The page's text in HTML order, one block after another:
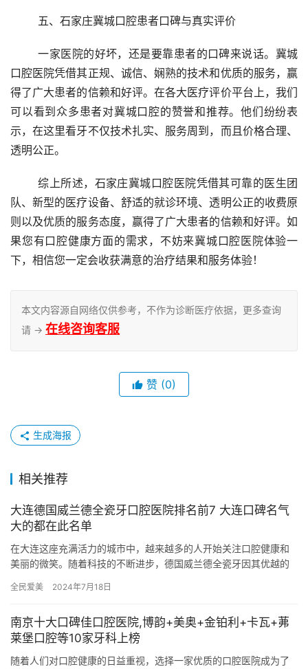
	五、石家庄冀城口腔患者口碑与真实评价
	一家医院的好坏，还是要靠患者的口碑来说话。冀城
口腔医院凭借其正规、诚信、娴熟的技术和优质的服务，赢
得了广大患者的信赖和好评。在各大医疗评价平台上，我们
可以看到众多患者对冀城口腔的赞誉和推荐。他们纷纷表
示，在这里看牙不仅技术扎实、服务周到，而且价格合理、
透明公正。
	综上所述，石家庄冀城口腔医院凭借其可靠的医生团
队、新型的医疗设备、舒适的就诊环境、透明公正的收费原
则以及优质的服务态度，赢得了广大患者的信赖和好评。如
果您有口腔健康方面的需求，不妨来冀城口腔医院体验一
下，相信您一定会收获满意的治疗结果和服务体验！
本文内容源自网络仅供参考，不作为诊断医疗依据，更多查询
请 → 在线咨询客服
赞 (0)
生成海报
相关推荐
大连德国威兰德全瓷牙口腔医院排名前7 大连口碑名气
大的都在此名单
在大连这座充满活力的城市中，越来越多的人开始关注口腔健康和
美丽的微笑。随着科技的不断进步，德国威兰德全瓷牙因其优越的
项服务…
全民爱美 2024年7月18日
南京十大口碑佳口腔医院,博韵+美奥+金铂利+卡瓦+茀
莱堡口腔等10家牙科上榜
随着人们对口腔健康的日益重视，选择一家优质的口腔医院成为了